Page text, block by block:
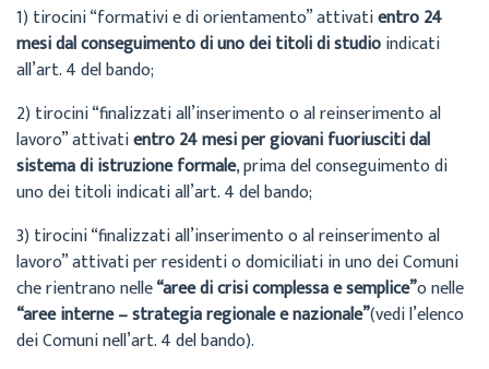
1) tirocini “formativi e di orientamento” attivatientro 24
mesi dal conseguimento di uno dei titoli di studioindicati
all’art. 4 del bando;
2) tirocini “finalizzati all’inserimento o al reinserimento al
lavoro” attivatientro 24 mesi per giovani fuoriusciti dal
sistema di istruzione formale, prima del conseguimento di
uno dei titoli indicati all’art. 4 del bando;
3) tirocini “finalizzati all’inserimento o al reinserimento al
lavoro” attivati per residenti o domiciliati in uno dei Comuni
che rientrano nelle“aree di crisi complessa e semplice”o nelle
“aree interne – strategia regionale e nazionale”(vedi l’elenco
dei Comuni nell’art. 4 del bando).